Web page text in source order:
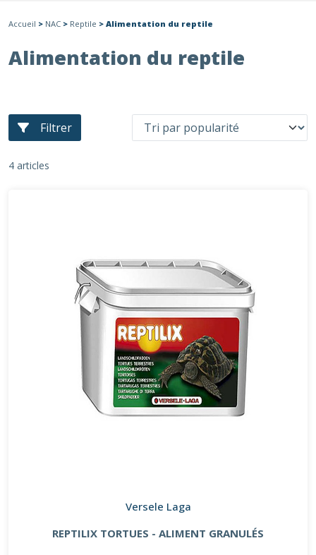
Accueil > NAC > Reptile > Alimentation du reptile
Alimentation du reptile
Filtrer
4 articles
Versele Laga
REPTILIX TORTUES - ALIMENT GRANULÉS